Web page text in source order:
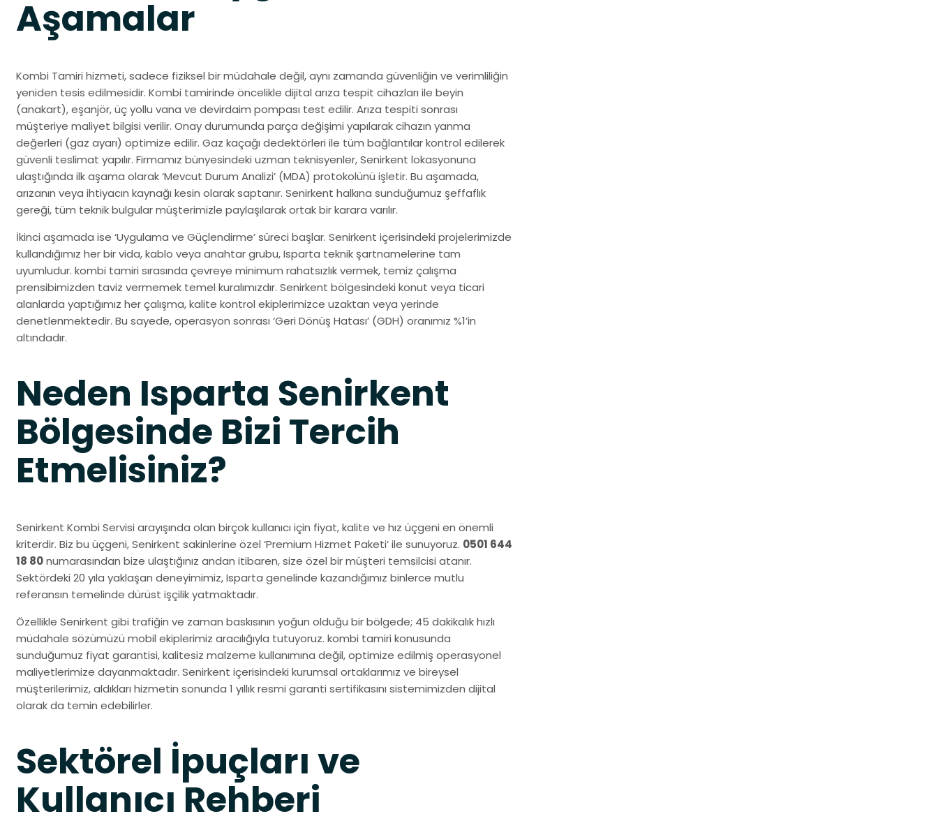
Aşamalar
Kombi Tamiri hizmeti, sadece fiziksel bir müdahale değil, aynı zamanda güvenliğin ve verimliliğin
yeniden tesis edilmesidir. Kombi tamirinde öncelikle dijital arıza tespit cihazları ile beyin
(anakart), eşanjör, üç yollu vana ve devirdaim pompası test edilir. Arıza tespiti sonrası
müşteriye maliyet bilgisi verilir. Onay durumunda parça değişimi yapılarak cihazın yanma
değerleri (gaz ayarı) optimize edilir. Gaz kaçağı dedektörleri ile tüm bağlantılar kontrol edilerek
güvenli teslimat yapılır. Firmamız bünyesindeki uzman teknisyenler, Senirkent lokasyonuna
ulaştığında ilk aşama olarak ‘Mevcut Durum Analizi’ (MDA) protokolünü işletir. Bu aşamada,
arızanın veya ihtiyacın kaynağı kesin olarak saptanır. Senirkent halkına sunduğumuz şeffaflık
gereği, tüm teknik bulgular müşterimizle paylaşılarak ortak bir karara varılır.
İkinci aşamada ise ‘Uygulama ve Güçlendirme’ süreci başlar. Senirkent içerisindeki projelerimizde
kullandığımız her bir vida, kablo veya anahtar grubu, Isparta teknik şartnamelerine tam
uyumludur. kombi tamiri sırasında çevreye minimum rahatsızlık vermek, temiz çalışma
prensibimizden taviz vermemek temel kuralımızdır. Senirkent bölgesindeki konut veya ticari
alanlarda yaptığımız her çalışma, kalite kontrol ekiplerimizce uzaktan veya yerinde
denetlenmektedir. Bu sayede, operasyon sonrası ‘Geri Dönüş Hatası’ (GDH) oranımız %1’in
altındadır.
Neden Isparta Senirkent
Bölgesinde Bizi Tercih
Etmelisiniz?
Senirkent Kombi Servisi arayışında olan birçok kullanıcı için fiyat, kalite ve hız üçgeni en önemli
kriterdir. Biz bu üçgeni, Senirkent sakinlerine özel ‘Premium Hizmet Paketi’ ile sunuyoruz. 0501 644
18 80numarasından bize ulaştığınız andan itibaren, size özel bir müşteri temsilcisi atanır.
Sektördeki 20 yıla yaklaşan deneyimimiz, Isparta genelinde kazandığımız binlerce mutlu
referansın temelinde dürüst işçilik yatmaktadır.
Özellikle Senirkent gibi trafiğin ve zaman baskısının yoğun olduğu bir bölgede; 45 dakikalık hızlı
müdahale sözümüzü mobil ekiplerimiz aracılığıyla tutuyoruz. kombi tamiri konusunda
sunduğumuz fiyat garantisi, kalitesiz malzeme kullanımına değil, optimize edilmiş operasyonel
maliyetlerimize dayanmaktadır. Senirkent içerisindeki kurumsal ortaklarımız ve bireysel
müşterilerimiz, aldıkları hizmetin sonunda 1 yıllık resmi garanti sertifikasını sistemimizden dijital
olarak da temin edebilirler.
Sektörel İpuçları ve
Kullanıcı Rehberi